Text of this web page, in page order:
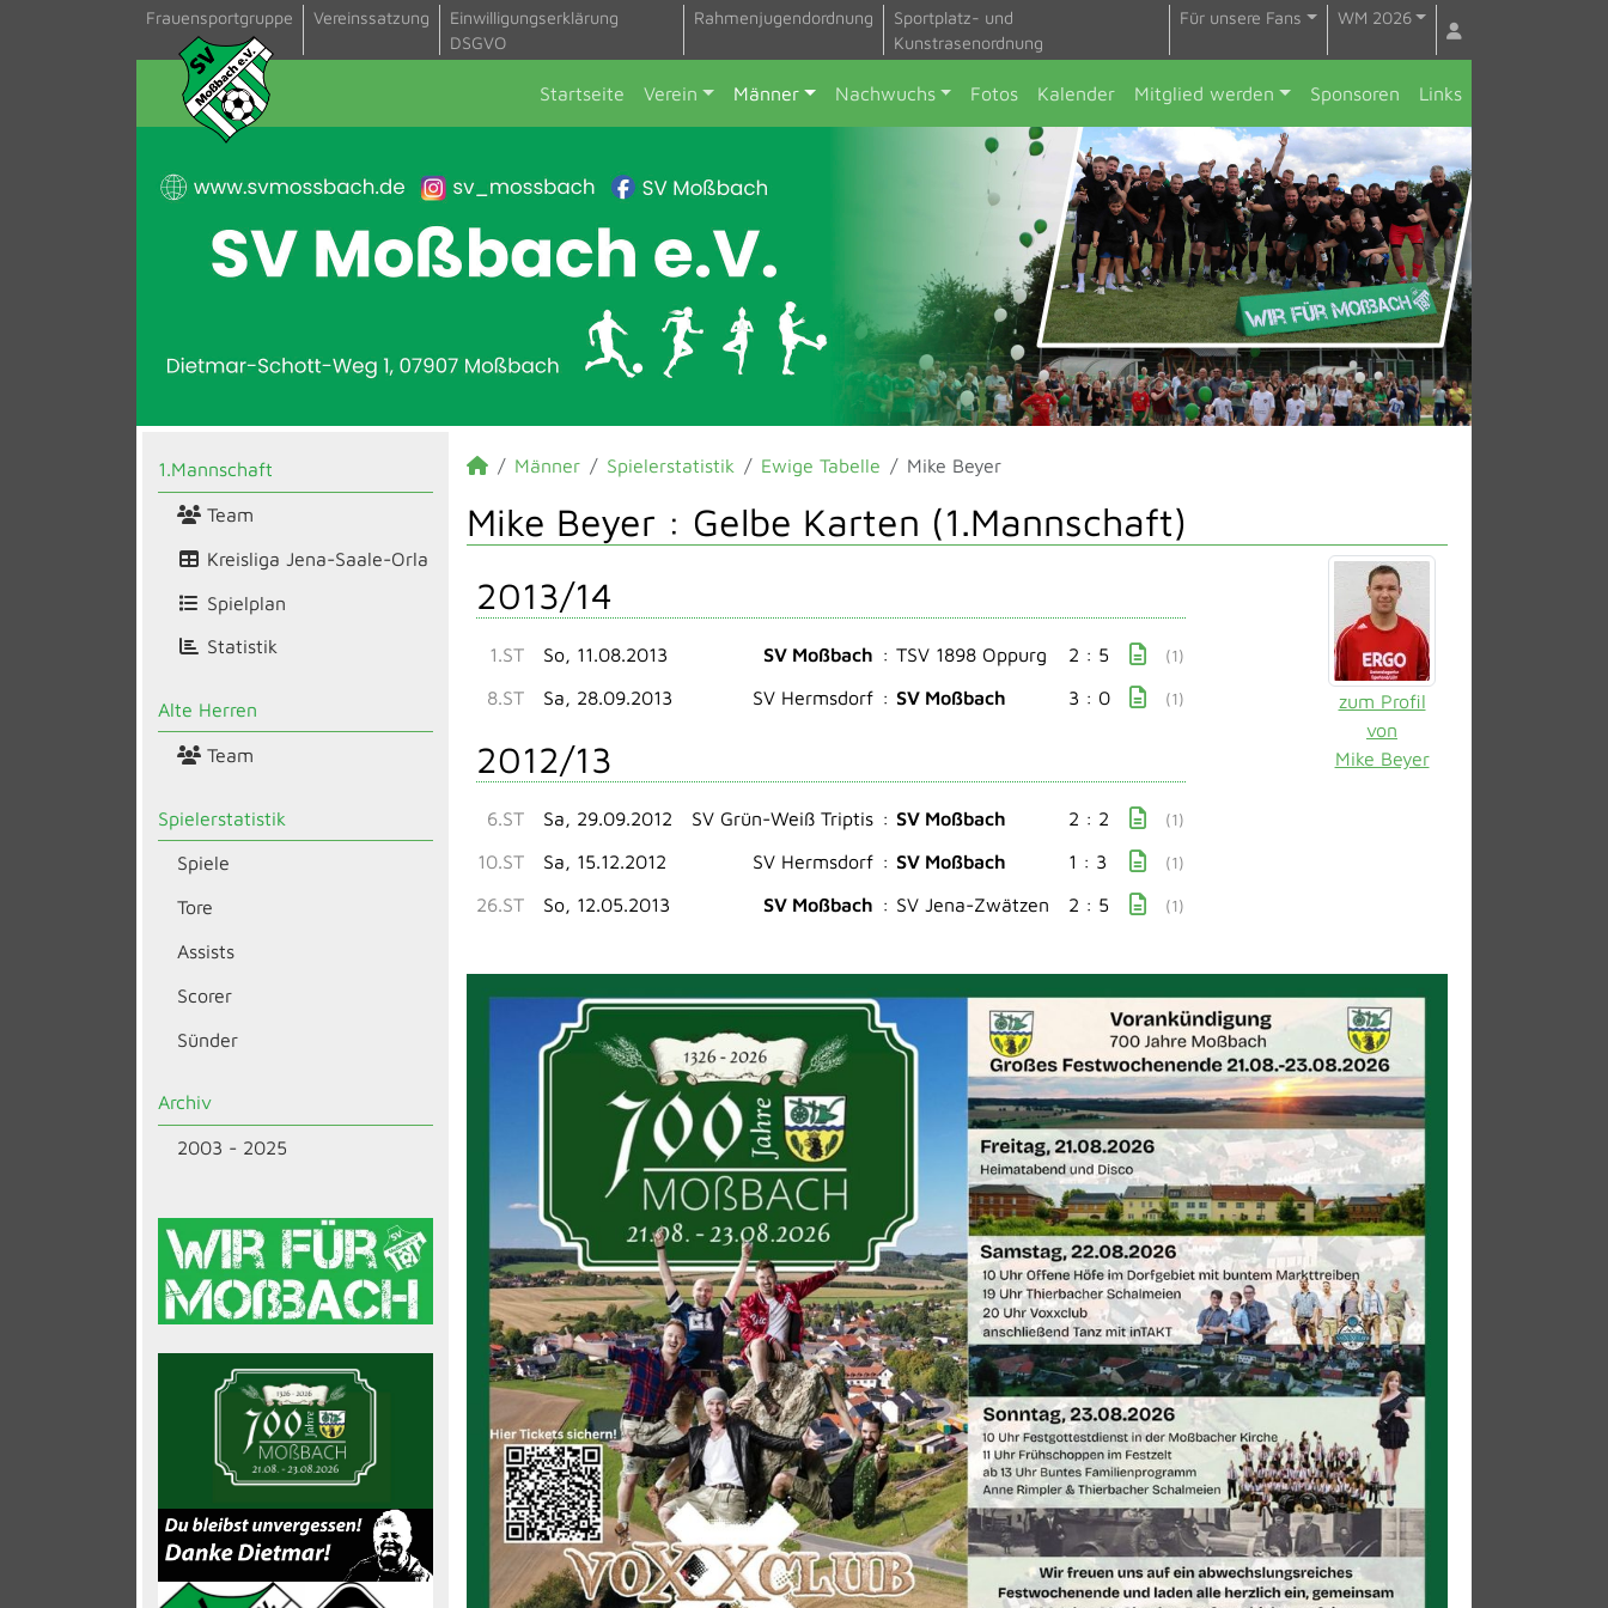
Frauensportgruppe Vereinssatzung
Einwilligungserklärung
DSGVO
Rahmenjugendordnung
Sportplatz- und
Kunstrasenordnung
Für unsere Fans WM 2026
Startseite Verein Männer Nachwuchs Fotos Kalender Mitglied werden Sponsoren Links
1.Mannschaft
Team
Kreisliga Jena-Saale-Orla
Spielplan
Statistik
Alte Herren
Team
Spielerstatistik
Spiele
Tore
Assists
Scorer
Sünder
Archiv
2003 - 2025
Männer Spielerstatistik Ewige Tabelle Mike Beyer
Mike Beyer : Gelbe Karten (1.Mannschaft)
zum Profil
von
Mike Beyer
2013/14
1.ST So, 11.08.2013 SV Moßbach : TSV 1898 Oppurg 2 : 5 (1)
8.ST Sa, 28.09.2013 SV Hermsdorf : SV Moßbach 3 : 0 (1)
2012/13
6.ST Sa, 29.09.2012 SV Grün-Weiß Triptis : SV Moßbach 2 : 2 (1)
10.ST Sa, 15.12.2012 SV Hermsdorf : SV Moßbach 1 : 3 (1)
26.ST So, 12.05.2013 SV Moßbach : SV Jena-Zwätzen 2 : 5 (1)